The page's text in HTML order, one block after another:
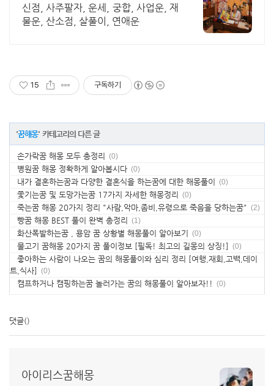
신점, 사주팔자, 운세, 궁합, 사업운, 재
물운, 산소점, 살풀이, 연애운
15 구독하기
'꿈해몽' 카테고리의 다른 글
손가락꿈 해몽 모두 총정리 (0)
병원꿈 해몽 정확하게 알아봅시다 (0)
내가 결혼하는꿈과 다양한 결혼식을 하는꿈에 대한 해몽풀이 (0)
쫓기는꿈 및 도망가는꿈 17가지 자세한 해몽정리 (0)
죽는꿈 해몽 20가지 정리 "사람,악마,좀비,유령으로 죽음을 당하는꿈" (2)
빵꿈 해몽 BEST 풀이 완벽 총정리 (1)
화산폭발하는꿈 , 용암 꿈 상황별 해몽풀이 알아보기 (0)
물고기 꿈해몽 20가지 꿈 풀이정보 [필독! 최고의 길몽의 상징!] (0)
좋아하는 사람이 나오는 꿈의 해몽풀이와 심리 정리 [여행,재회,고백,데이
트,식사] (0)
캠프하거나 캠핑하는꿈 놀러가는 꿈의 해몽풀이 알아보자!! (0)
댓글()
아이리스꿈해몽